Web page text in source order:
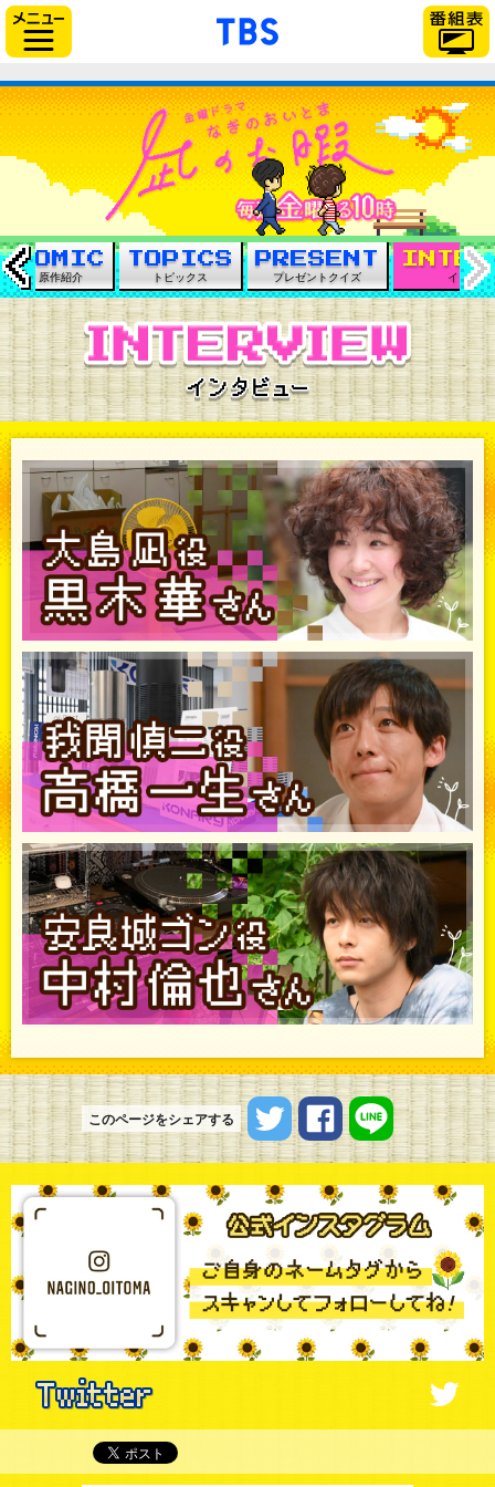
「TBSテレビ」トップ
TBSテ
2019年7
原作紹介 トピックス プレゼントクイズ インタビ
←
イン
このページをシェアする
ツイートする
シェアするLINEで送る